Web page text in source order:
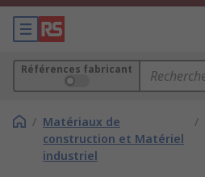
Références fabricant
/ Matériaux de
construction et Matériel
industriel
/